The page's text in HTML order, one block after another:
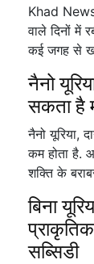
Khad
वाले दिनों में
कई जगह से
नैनो
सकता है
नैनो यूरिया,
कम होता है.
शक्ति के
बिना
सब्सिडी